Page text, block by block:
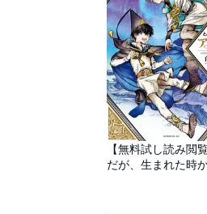
【無料試し読み
だが、生まれた時
てしまい……。こ